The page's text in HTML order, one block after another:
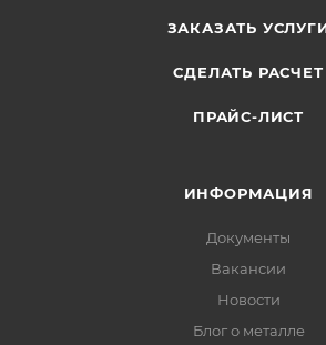
ЗАКАЗАТЬ
СДЕЛАТЬ РАСЧЕТ
ПРАЙС-ЛИСТ
ИНФОРМАЦИЯ
Документы
Вакансии
Новости
Блог о металле